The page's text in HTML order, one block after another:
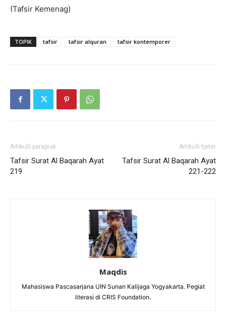
(Tafsir Kemenag)
TOPIK tafsir tafsir alquran tafsir kontemporer
Artikulli paraprak
Tafsir Surat Al Baqarah Ayat
219
Artikulli tjetër
Tafsir Surat Al Baqarah Ayat
221-222
Maqdis
Mahasiswa Pascasarjana UIN Sunan Kalijaga Yogyakarta. Pegiat
literasi di CRIS Foundation.